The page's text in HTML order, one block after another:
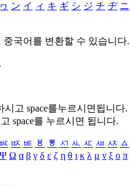
ヮ ン イ ィ キ ギ シ ジ チ ヂ ニ
국어를 변환할 수 있습니다.
시고 space를누르시면됩니다.
space를 누르시면 됩니다.
ㅵ ㅶ ㅷ ㅸ ㅹ ㅺ ㅻ ㅼ ㅽ ㅾ ㅿ
Ψ Ω α β γ δ ε ζ η θ ι κ λ μ ν ξ ο π